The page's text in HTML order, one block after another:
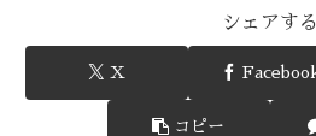
シェアする
X
コピー